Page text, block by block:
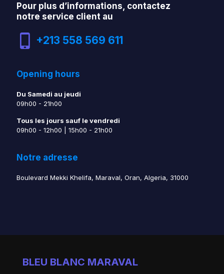
Pour plus d’informations, contactez
notre service client au
+213 558 569 611
Opening hours
Du Samedi au jeudi
09h00 - 21h00
Tous les jours sauf le vendredi
09h00 - 12h00 | 15h00 - 21h00
Notre adresse
Boulevard Mekki Khelifa, Maraval, Oran, Algeria, 31000
BLEU BLANC MARAVAL